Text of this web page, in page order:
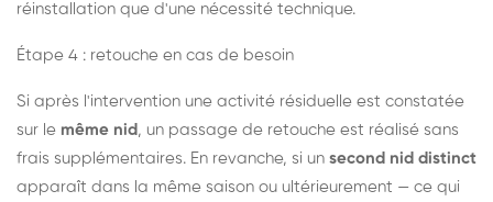
réinstallation que d'une nécessité technique.
Étape 4 : retouche en cas de besoin
Si après l'intervention une activité résiduelle est constatée
sur le même nid , un passage de retouche est réalisé sans
frais supplémentaires. En revanche, si un second nid distinct
apparaît dans la même saison ou ultérieurement — ce qui